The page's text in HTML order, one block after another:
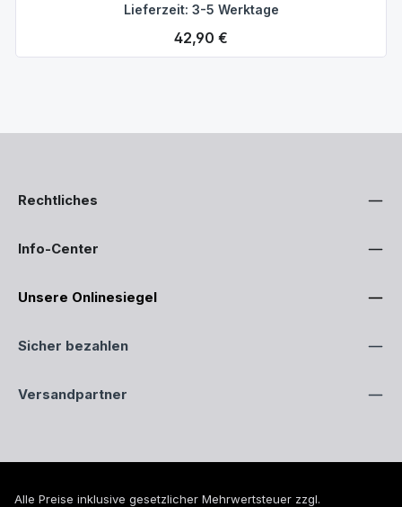
Lieferzeit: 3-5 Werktage
Regulärer Preis:
42,90 €
Rechtliches
Info-Center
Unsere Onlinesiegel
Sicher bezahlen
Versandpartner
Alle Preise inklusive gesetzlicher Mehrwertsteuer zzgl.